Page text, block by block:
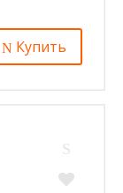
Купить